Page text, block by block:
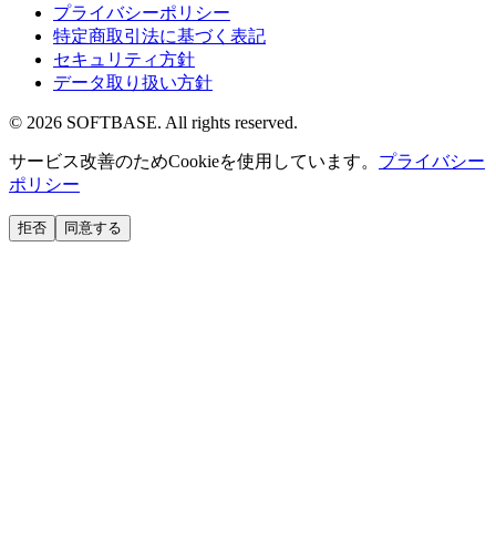
プライバシーポリシー
特定商取引法に基づく表記
セキュリティ方針
データ取り扱い方針
© 2026 SOFTBASE. All rights reserved.
サービス改善のためCookieを使用しています。 プライバシー
ポリシー
拒否 同意する